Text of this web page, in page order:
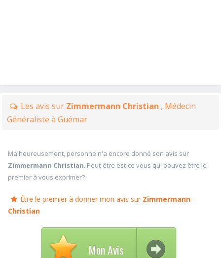
Les avis sur Zimmermann Christian , Médecin
Généraliste à Guémar
Malheureusement, personne n'a encore donné son avis sur
Zimmermann Christian. Peut-être est-ce vous qui pouvez être le
premier à vous exprimer?
Être le premier à donner mon avis sur Zimmermann
Christian
Mon Avis